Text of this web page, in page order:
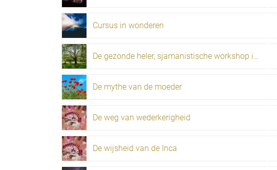
Cursus in wonderen
De gezonde heler, sjamanistische workshop in de Ardennen, Oost West Centrum Orval
De mythe van de moeder
De weg van wederkerigheid
De wijsheid van de Inca